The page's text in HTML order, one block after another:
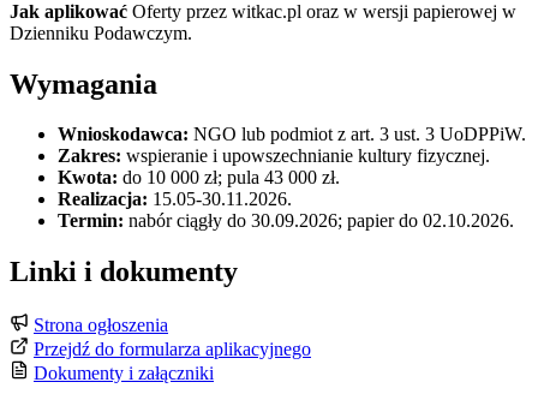
Jak aplikować Oferty przez witkac.pl oraz w wersji papierowej w
Dzienniku Podawczym.
Wymagania
Wnioskodawca: NGO lub podmiot z art. 3 ust. 3 UoDPPiW.
Zakres: wspieranie i upowszechnianie kultury fizycznej.
Kwota: do 10 000 zł; pula 43 000 zł.
Realizacja: 15.05-30.11.2026.
Termin: nabór ciągły do 30.09.2026; papier do 02.10.2026.
Linki i dokumenty
Strona ogłoszenia
Przejdź do formularza aplikacyjnego
Dokumenty i załączniki